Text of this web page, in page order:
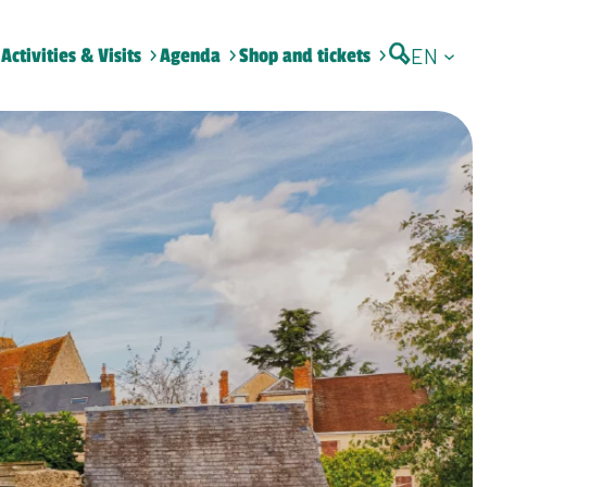
Activities & Visits Agenda Shop and tickets EN